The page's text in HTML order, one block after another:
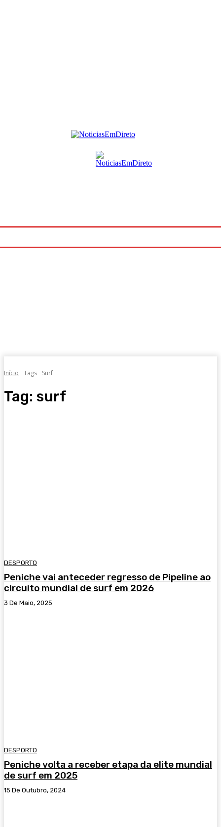
Início Tags Surf
Tag: surf
DESPORTO
Peniche vai anteceder regresso de Pipeline ao
circuito mundial de surf em 2026
3 De Maio, 2025
DESPORTO
Peniche volta a receber etapa da elite mundial
de surf em 2025
15 De Outubro, 2024